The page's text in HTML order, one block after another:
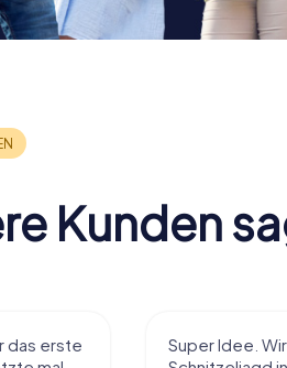
Kunden
Idee. Wir haben die